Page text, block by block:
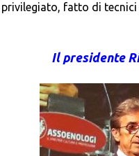
fatto di tecnici
Il presidente